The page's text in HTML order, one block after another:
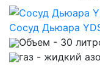
Сосуд Дьюара
Объем - 30
газ - жидкий